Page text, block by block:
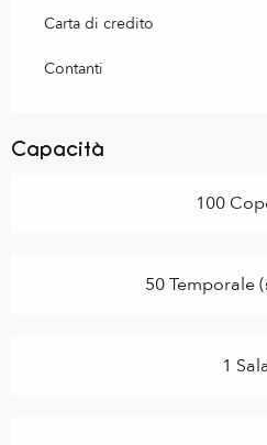
Carta di credito
Contanti
Capacità
100
50 Temporale
1